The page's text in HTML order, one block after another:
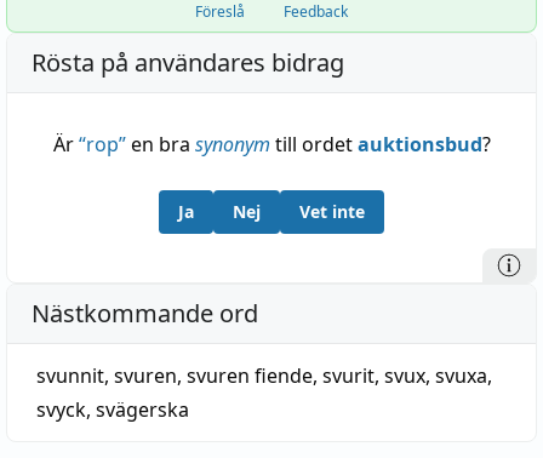
Föreslå Feedback
Rösta på användares bidrag
Är“rop”en bra synonym till ordetauktionsbud?
Ja Nej Vet inte
Nästkommande ord
svunnit, svuren, svuren fiende, svurit, svux, svuxa,
svyck, svägerska